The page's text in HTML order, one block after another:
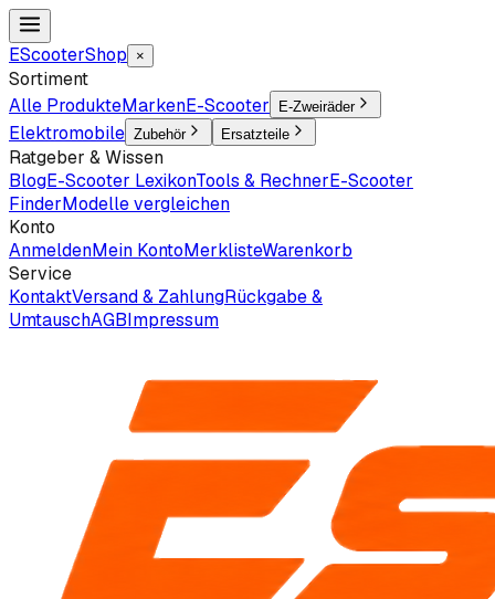
EScooterShop ×
Sortiment
Alle ProdukteMarkenE-Scooter E-Zweiräder
Elektromobile Zubehör Ersatzteile
Ratgeber & Wissen
BlogE-Scooter LexikonTools & RechnerE-Scooter
FinderModelle vergleichen
Konto
AnmeldenMein KontoMerklisteWarenkorb
Service
KontaktVersand & ZahlungRückgabe &
UmtauschAGBImpressum